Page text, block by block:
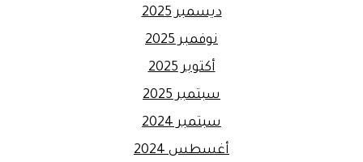
ديسمبر 2025
نوفمبر 2025
أكتوبر 2025
سبتمبر 2025
سبتمبر 2024
أغسطس 2024